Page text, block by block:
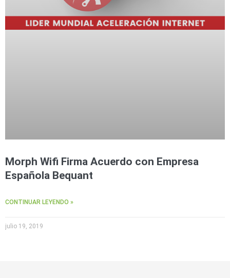
Morph Wifi Firma Acuerdo con Empresa
Española Bequant
CONTINUAR LEYENDO »
julio 19, 2019